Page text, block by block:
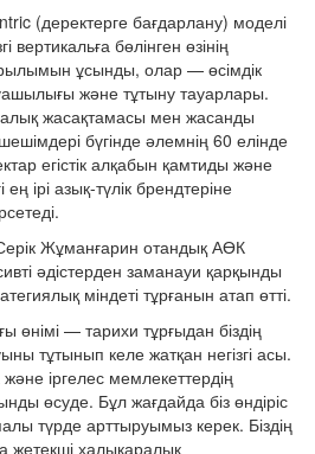
(деректерге бағдарлану) моделі
бөлінген өзінің
ұсынды, олар — өсімдік
және тұтыну тауарлары.
жасақтамасы мен жасанды
бүгінде әлемнің 60 елінде
егістік алқабын қамтиды және
ірі азық-түлік брендтеріне
Жұманғарин отандық АӨК
әдістерден заманауи қарқынды
міндеті тұрғанын атап өтті.
— тарихи тұрғыдан біздің
тұтынып келе жатқан негізгі асы.
және іргелес мемлекеттердің
өсуде. Бұл жағдайда біз өндіріс
түрде арттыруымыз керек. Біздің
жетекші халықаралық